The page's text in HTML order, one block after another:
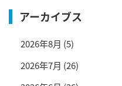
アーカイブス
2026年8月 (5)
2026年7月 (26)